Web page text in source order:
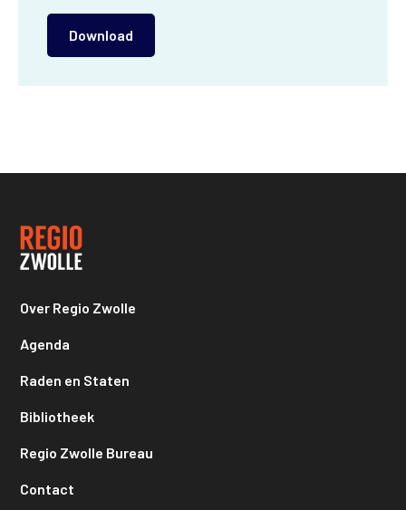
Download
Over Regio Zwolle
Agenda
Raden en Staten
Bibliotheek
Regio Zwolle Bureau
Contact